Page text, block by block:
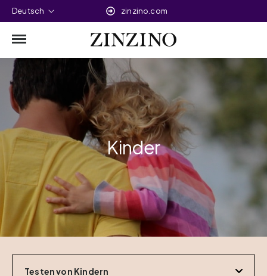
Deutsch zinzino.com
Kinder
Testen von Kindern